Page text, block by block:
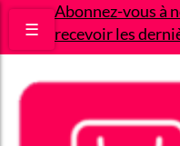
Abonnez-vous à
recevoir les
☰